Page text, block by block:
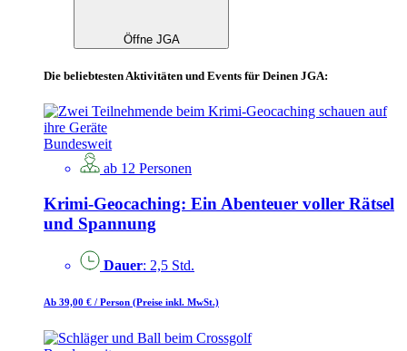
Öffne JGA
Die beliebtesten Aktivitäten und Events für Deinen JGA:
Bundesweit
ab 12 Personen
Krimi-Geocaching: Ein Abenteuer voller Rätsel
und Spannung
Dauer: 2,5 Std.
Ab 39,00 € / Person (Preise inkl. MwSt.)